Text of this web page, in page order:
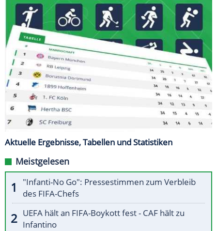
Aktuelle Ergebnisse, Tabellen und Statistiken
Meistgelesen
"Infanti-No Go": Pressestimmen zum Verbleib
des FIFA-Chefs
UEFA hält an FIFA-Boykott fest - CAF hält zu
Infantino